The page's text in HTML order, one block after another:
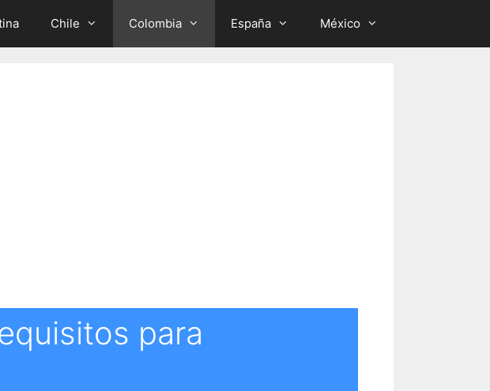
Chile Colombia España México
para